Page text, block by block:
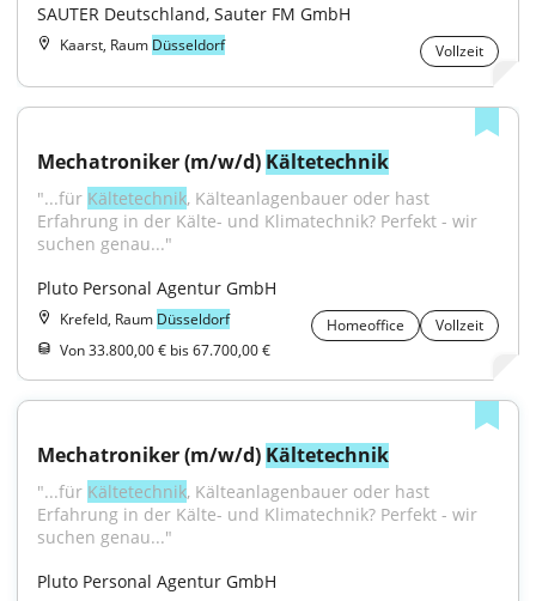
SAUTER Deutschland, Sauter FM GmbH
Kaarst, Raum Düsseldorf Vollzeit
Mechatroniker (m/w/d) Kältetechnik
"...für Kältetechnik, Kälteanlagenbauer oder hast
Erfahrung in der Kälte- und Klimatechnik? Perfekt - wir
suchen genau..."
Pluto Personal Agentur GmbH
Krefeld, Raum Düsseldorf Homeoffice
Vollzeit
Von 33.800,00 € bis 67.700,00 €
Mechatroniker (m/w/d) Kältetechnik
"...für Kältetechnik, Kälteanlagenbauer oder hast
Erfahrung in der Kälte- und Klimatechnik? Perfekt - wir
suchen genau..."
Pluto Personal Agentur GmbH